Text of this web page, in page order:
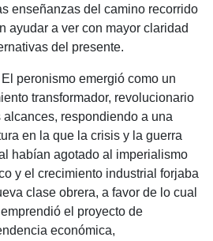
enseñanzas del camino recorrido
ayudar a ver con mayor claridad
del presente.
emergió como un
transformador, revolucionario
alcances, respondiendo a una
en la que la crisis y la guerra
habían agotado al imperialismo
y el crecimiento industrial forjaba
clase obrera, a favor de lo cual
el proyecto de
económica,